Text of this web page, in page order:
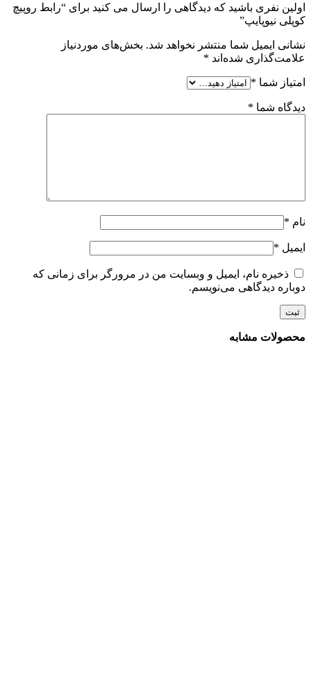
اولین نفری باشید که دیدگاهی را ارسال می کنید برای “رابط روپیچ
کوپلی نیوپایپ”
نشانی ایمیل شما منتشر نخواهد شد. بخش‌های موردنیاز
علامت‌گذاری شده‌اند *
امتیاز شما *
دیدگاه شما *
نام *
ایمیل *
ذخیره نام، ایمیل و وبسایت من در مرورگر برای زمانی که
دوباره دیدگاهی می‌نویسم.
محصولات مشابه